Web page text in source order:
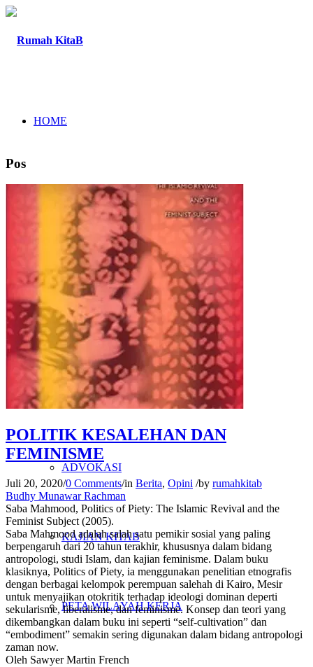
HOME
TENTANG
PROGRAM
PENELITIAN
PENDIDIKAN KRITIS
ADVOKASI
KAJIAN KITAB
PETA WILAYAH KERJA
Pos
POLITIK KESALEHAN DAN
FEMINISME
Juli 20, 2020/0 Comments/in Berita, Opini /by rumahkitab
Budhy Munawar Rachman
Saba Mahmood, Politics of Piety: The Islamic Revival and the
Feminist Subject (2005).
Saba Mahmood adalah salah satu pemikir sosial yang paling
berpengaruh dari 20 tahun terakhir, khususnya dalam bidang
antropologi, studi Islam, dan kajian feminisme. Dalam buku
klasiknya, Politics of Piety, ia menggunakan penelitian etnografis
dengan berbagai kelompok perempuan salehah di Kairo, Mesir
untuk menyajikan otokritik terhadap ideologi dominan deperti
sekularisme, liberalisme, dan feminisme. Konsep dan teori yang
dikembangkan dalam buku ini seperti “self-cultivation” dan
“embodiment” semakin sering digunakan dalam bidang antropologi
zaman now.
Oleh Sawyer Martin French